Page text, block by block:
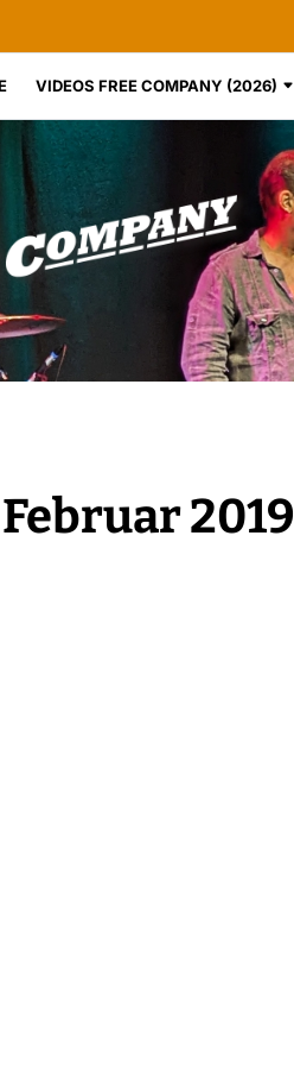
VIDEOS FREE COMPANY (2026)
2019